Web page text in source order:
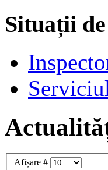
Situații
Afișare #